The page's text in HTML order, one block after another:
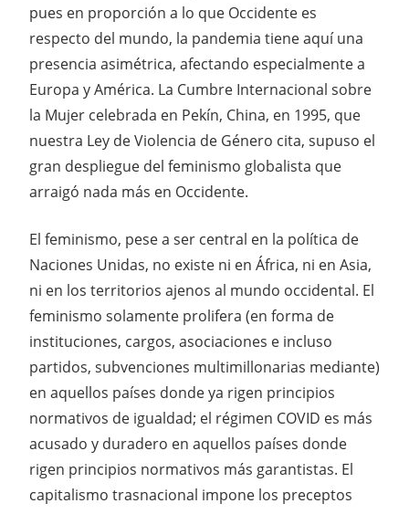
pues en proporción a lo que Occidente es
respecto del mundo, la pandemia tiene aquí una
presencia asimétrica, afectando especialmente a
Europa y América. La Cumbre Internacional sobre
la Mujer celebrada en Pekín, China, en 1995, que
nuestra Ley de Violencia de Género cita, supuso el
gran despliegue del feminismo globalista que
arraigó nada más en Occidente.
El feminismo, pese a ser central en la política de
Naciones Unidas, no existe ni en África, ni en Asia,
ni en los territorios ajenos al mundo occidental. El
feminismo solamente prolifera (en forma de
instituciones, cargos, asociaciones e incluso
partidos, subvenciones multimillonarias mediante)
en aquellos países donde ya rigen principios
normativos de igualdad; el régimen COVID es más
acusado y duradero en aquellos países donde
rigen principios normativos más garantistas. El
capitalismo trasnacional impone los preceptos